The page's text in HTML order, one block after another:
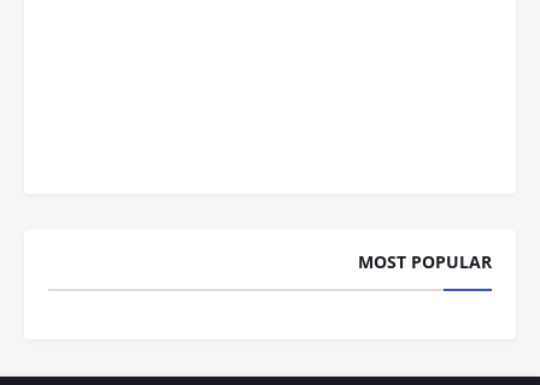
MOST POPULAR